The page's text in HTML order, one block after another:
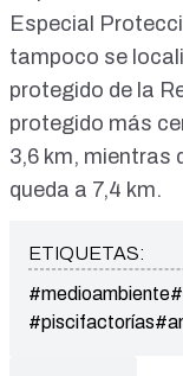
Especial
tampoco se
protegido de la
protegido más
3,6 km, mientras
queda a 7,4 km.
ETIQUETAS:
#medioambiente
#piscifactorías